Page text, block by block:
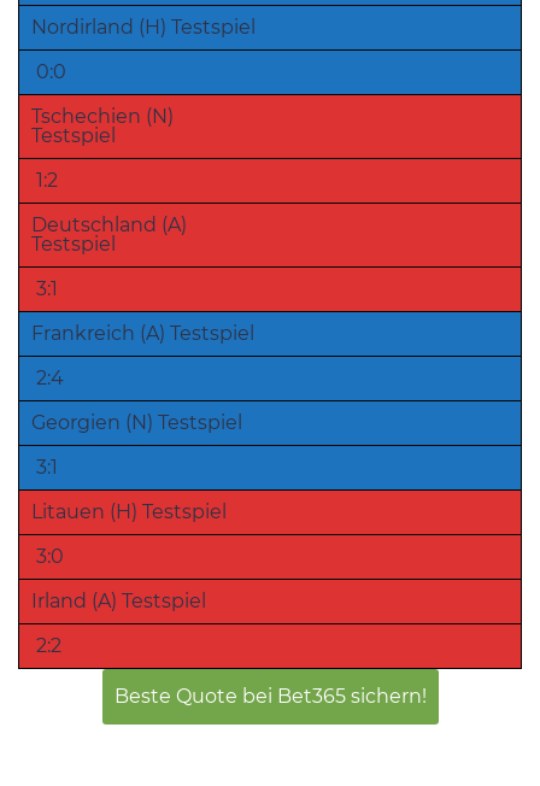
Nordirland (H) Testspiel
0:0
Tschechien (N)
Testspiel
1:2
Deutschland (A)
Testspiel
3:1
Frankreich (A) Testspiel
2:4
Georgien (N) Testspiel
3:1
Litauen (H) Testspiel
3:0
Irland (A) Testspiel
2:2
Beste Quote bei Bet365 sichern!